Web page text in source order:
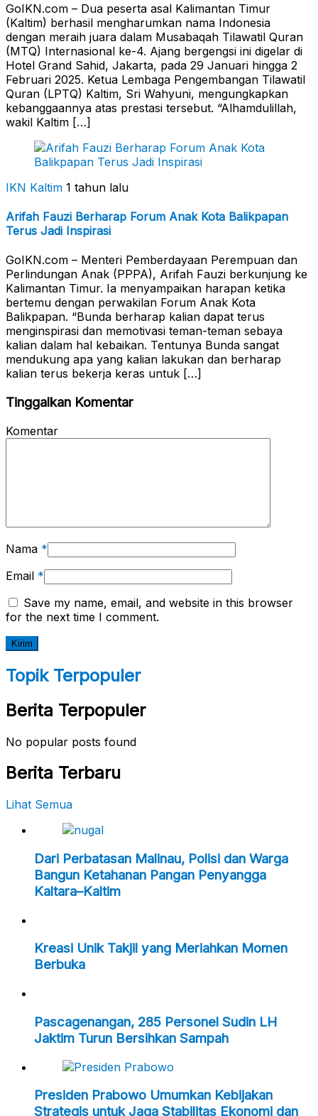
GoIKN.com – Dua peserta asal Kalimantan Timur
(Kaltim) berhasil mengharumkan nama Indonesia
dengan meraih juara dalam Musabaqah Tilawatil Quran
(MTQ) Internasional ke-4. Ajang bergengsi ini digelar di
Hotel Grand Sahid, Jakarta, pada 29 Januari hingga 2
Februari 2025. Ketua Lembaga Pengembangan Tilawatil
Quran (LPTQ) Kaltim, Sri Wahyuni, mengungkapkan
kebanggaannya atas prestasi tersebut. “Alhamdulillah,
wakil Kaltim […]
IKN Kaltim 1 tahun lalu
Arifah Fauzi Berharap Forum Anak Kota Balikpapan
Terus Jadi Inspirasi
GoIKN.com – Menteri Pemberdayaan Perempuan dan
Perlindungan Anak (PPPA), Arifah Fauzi berkunjung ke
Kalimantan Timur. Ia menyampaikan harapan ketika
bertemu dengan perwakilan Forum Anak Kota
Balikpapan. “Bunda berharap kalian dapat terus
menginspirasi dan memotivasi teman-teman sebaya
kalian dalam hal kebaikan. Tentunya Bunda sangat
mendukung apa yang kalian lakukan dan berharap
kalian terus bekerja keras untuk […]
Tinggalkan Komentar
Komentar
Nama *
Email *
Save my name, email, and website in this browser
for the next time I comment.
Topik Terpopuler
Berita Terpopuler
No popular posts found
Berita Terbaru
Lihat Semua
Dari Perbatasan Malinau, Polisi dan Warga
Bangun Ketahanan Pangan Penyangga
Kaltara–Kaltim
Kreasi Unik Takjil yang Meriahkan Momen
Berbuka
Pascagenangan, 285 Personel Sudin LH
Jaktim Turun Bersihkan Sampah
Presiden Prabowo Umumkan Kebijakan
Strategis untuk Jaga Stabilitas Ekonomi dan